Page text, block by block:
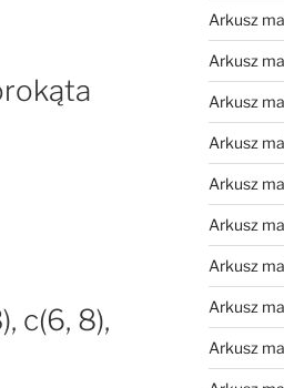
c(6, 8),
Arkusz
Arkusz
Arkusz
Arkusz
Arkusz
Arkusz
Arkusz
Arkusz
Arkusz